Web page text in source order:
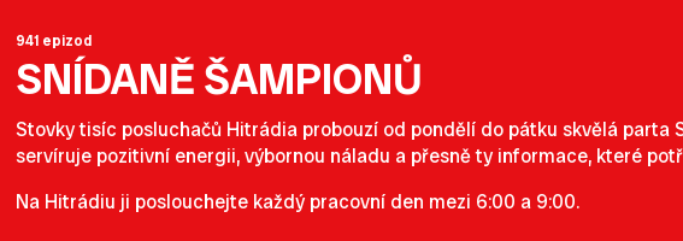
941 epizod
SNÍDANĚ ŠAMPIONŮ
Stovky tisíc posluchačů Hitrádia probouzí od pondělí do pátku skvělá parta
servíruje pozitivní energii, výbornou náladu a přesně ty informace, které
Na Hitrádiu ji poslouchejte každý pracovní den mezi 6:00 a 9:00.